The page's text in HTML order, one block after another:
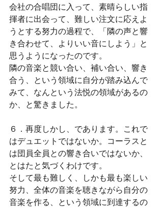
会社の合唱団に入って、素晴らしい指
揮者に出会って、難しい注文に応えよ
うとする努力の過程で、「隣の声と響
き合わせて、よりいい音にしよう」と
思うようになったのです。
隣の音楽と競い合い、補い合い、響き
合う、という領域に自分が踏み込んで
みて、なんという法悦の領域があるの
か、と驚きました。
６．再度しかし、であります。これで
はデュエットではないか。コーラスと
は団員全員との響き合いではないか、
とはたと気づくわけです。
そして最も難しく、しかも最も楽しい
努力、全体の音楽を聴きながら自分の
音楽を作る、という領域に到達するの